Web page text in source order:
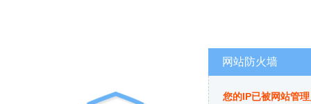
网站防火墙
您的IP已被网站管